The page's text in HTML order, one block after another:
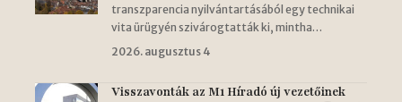
transzparencia nyilvántartásából egy technikai
vita ürügyén szivárogtatták ki, mintha…
2026. augusztus 4
Visszavonták az M1 Híradó új vezetőinek